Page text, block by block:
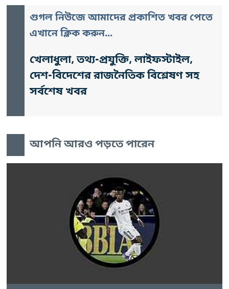
গুগল নিউজে আমাদের প্রকাশিত খবর পেতে
এখানে ক্লিক করুন...
খেলাধুলা, তথ্য-প্রযুক্তি, লাইফস্টাইল,
দেশ-বিদেশের রাজনৈতিক বিশ্লেষণ সহ
সর্বশেষ খবর
আপনি আরও পড়তে পারেন